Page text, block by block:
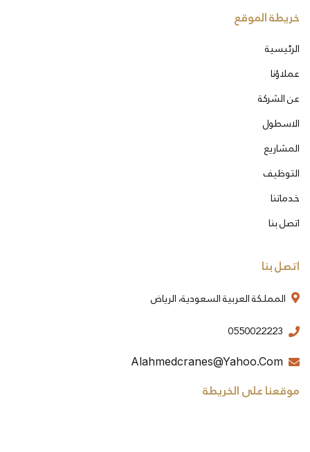
خريطة الموقع
الرئيسية
عملاؤنا
عن الشركة
الاسطول
المشاريع
التوظيف
خدماتنا
اتصل بنا
اتصل بنا
المملكة العربية السعودية، الرياض
0550022223
Alahmedcranes@yahoo.com
موقعنا على الخريطة